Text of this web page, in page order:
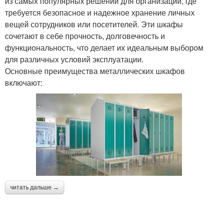
требуется безопасное и надежное хранение личных
вещей сотрудников или посетителей. Эти шкафы
сочетают в себе прочность, долговечность и
функциональность, что делает их идеальным выбором
для различных условий эксплуатации.
Основные преимущества металлических шкафов
включают:
читать дальше →